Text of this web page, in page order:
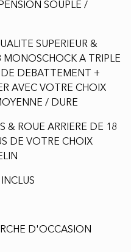
SOUPLE /
SUPERIEUR &
MONOSCHOCK A TRIPLE
DEBATTEMENT +
AVEC VOTRE CHOIX
/ DURE
& ROUE ARRIERE DE 18
DE VOTRE CHOIX
D'OCCASION